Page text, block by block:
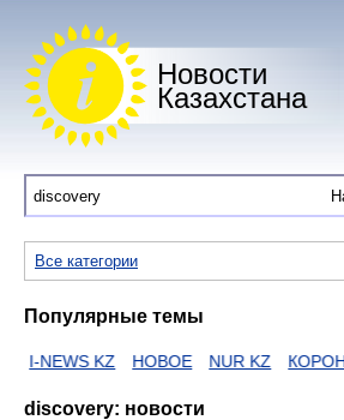
Новости
Казахстана
Все категории
Популярные темы
KZ НОВОЕ NUR KZ КОРОНАВИРУС
discovery: новости